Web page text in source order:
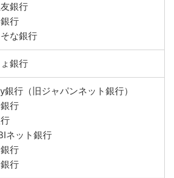
銀行
行
な銀行
銀行
銀行（旧ジャパンネット銀行）
行
ネット銀行
行
行